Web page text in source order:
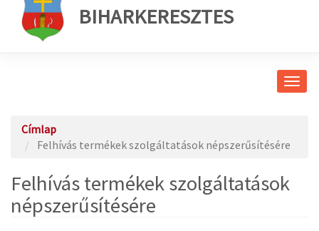
BIHARKERESZTES
Címlap
Felhívás termékek szolgáltatások népszerűsítésére
Felhívás termékek szolgáltatások
népszerűsítésére